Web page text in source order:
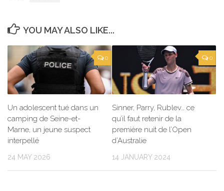
YOU MAY ALSO LIKE...
0
Un adolescent tué dans un
camping de Seine-et-
Marne, un jeune suspect
interpellé
24 MAY 2026
0
Sinner, Parry, Rublev… ce
qu’il faut retenir de la
première nuit de l’Open
d’Australie
14 JANUARY 2024